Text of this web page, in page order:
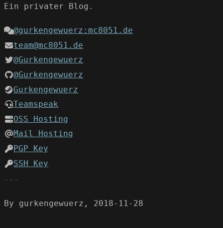
Ein privater Blog.
@gurkengewuerz:mc8051.de
team@mc8051.de
@Gurkengewuerz
@Gurkengewuerz
Gurkengewuerz
Teamspeak
OSS Hosting
Mail Hosting
PGP Key
SSH Key
By gurkengewuerz, 2018-11-28